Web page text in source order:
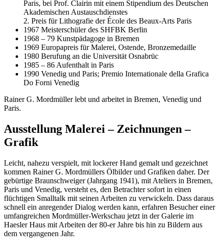
Paris, bei Prof. Clairin mit einem Stipendium des Deutschen
Akademischen Austauschdienstes
2. Preis für Lithografie der École des Beaux-Arts Paris
1967 Meisterschüler des SHFBK Berlin
1968 – 79 Kunstpädagoge in Bremen
1969 Europapreis für Malerei, Ostende, Bronzemedaille
1980 Berufung an die Universität Osnabrüc
1985 – 86 Aufenthalt in Paris
1990 Venedig und Paris; Premio Internationale della Grafica
Do Forni Venedig
Rainer G. Mordmüller lebt und arbeitet in Bremen, Venedig und
Paris.
Ausstellung Malerei – Zeichnungen –
Grafik
Leicht, nahezu verspielt, mit lockerer Hand gemalt und gezeichnet
kommen Rainer G. Mordmüllers Ölbilder und Grafiken daher. Der
gebürtige Braunschweiger (Jahrgang 1941), mit Ateliers in Bremen,
Paris und Venedig, versteht es, den Betrachter sofort in einen
flüchtigen Smalltalk mit seinen Arbeiten zu verwickeln. Dass daraus
schnell ein anregender Dialog werden kann, erfahren Besucher einer
umfangreichen Mordmüller-Werkschau jetzt in der Galerie im
Haesler Haus mit Arbeiten der 80-er Jahre bis hin zu Bildern aus
dem vergangenen Jahr.